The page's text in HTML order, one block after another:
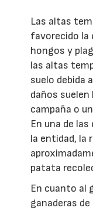
Las altas
favorecido la
hongos y
las altas
suelo debida
daños suelen
campaña o
En una de
la entidad, la
patata
En cuanto al
ganaderas